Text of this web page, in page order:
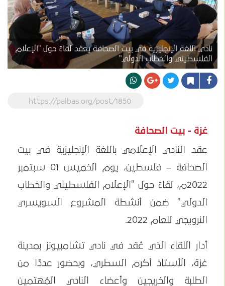
نادي اللغة الإنجليزية في بيت الصحافة يعقد لقاءً حول "الإعلام
الفلسطيني والخطاب الدولي"
https://palbas.org/post/1850
غزة - بيت الصحافة
عقد النادي الإعلامي باللغة الإنجليزية في بيت
الصحافة – فلسطين، يوم الخميس 01 سبتمبر
2022م، لقاءً حول "الإعلام الفلسطيني والخطاب
الدولي" ضمن أنشطة المشروع السويسري
النرويجي للعام 2022.
أدار اللقاء الذي عُقد في نادي تشامبيونز بمدينة
غزة، الأستاذ أكرم السطري، وبحضور عددًا من
الطلبة والخريجين وأعضاء النادي المُهتمين